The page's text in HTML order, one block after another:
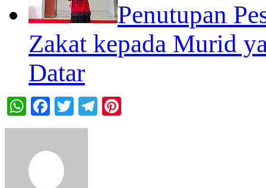
Penutupan
Zakat kepada Murid
Datar
WhatsApp
Facebook
TwitterTelegram